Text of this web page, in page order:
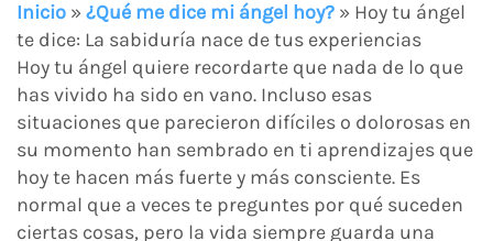
Inicio » ¿Qué me dice mi ángel hoy? » Hoy tu ángel
te dice: La sabiduría nace de tus experiencias
Hoy tu ángel quiere recordarte que nada de lo que
has vivido ha sido en vano. Incluso esas
situaciones que parecieron difíciles o dolorosas en
su momento han sembrado en ti aprendizajes que
hoy te hacen más fuerte y más consciente. Es
normal que a veces te preguntes por qué suceden
ciertas cosas, pero la vida siempre guarda una